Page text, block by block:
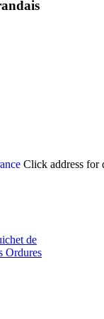
Click address for
de
Ordures